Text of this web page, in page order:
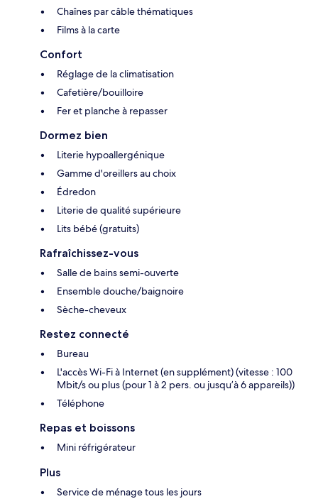
Chaînes par câble thématiques
Films à la carte
Confort
Réglage de la climatisation
Cafetière/bouilloire
Fer et planche à repasser
Dormez bien
Literie hypoallergénique
Gamme d'oreillers au choix
Édredon
Literie de qualité supérieure
Lits bébé (gratuits)
Rafraîchissez-vous
Salle de bains semi-ouverte
Ensemble douche/baignoire
Sèche-cheveux
Restez connecté
Bureau
L'accès Wi-Fi à Internet (en supplément) (vitesse : 100
Mbit/s ou plus (pour 1 à 2 pers. ou jusqu’à 6 appareils))
Téléphone
Repas et boissons
Mini réfrigérateur
Plus
Service de ménage tous les jours